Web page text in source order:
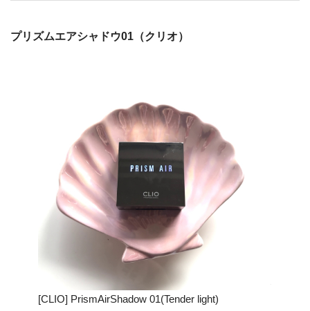
プリズムエアシャドウ01（クリオ）
[CLIO] PrismAirShadow 01(Tender light)